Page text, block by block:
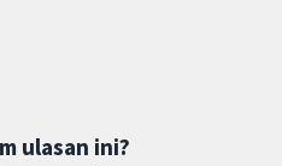
ulasan ini?